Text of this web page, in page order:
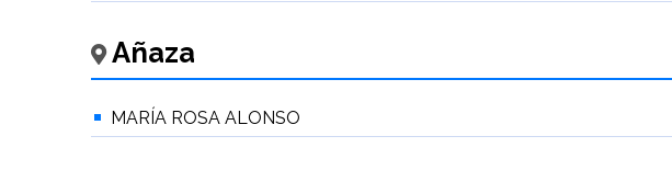
Añaza
MARÍA ROSA ALONSO